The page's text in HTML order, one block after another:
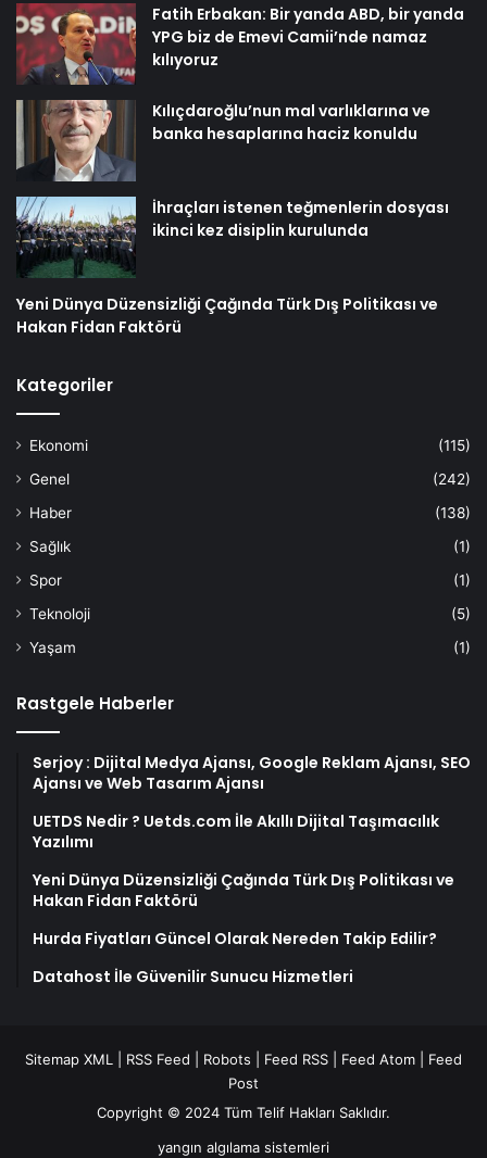
Fatih Erbakan: Bir yanda ABD, bir yanda
YPG biz de Emevi Camii’nde namaz
kılıyoruz
Kılıçdaroğlu’nun mal varlıklarına ve
banka hesaplarına haciz konuldu
İhraçları istenen teğmenlerin dosyası
ikinci kez disiplin kurulunda
Yeni Dünya Düzensizliği Çağında Türk Dış Politikası ve
Hakan Fidan Faktörü
Kategoriler
Ekonomi
(115)
Genel
(242)
Haber
(138)
Sağlık
(1)
Spor
(1)
Teknoloji
(5)
Yaşam
(1)
Rastgele Haberler
Serjoy : Dijital Medya Ajansı, Google Reklam Ajansı, SEO
Ajansı ve Web Tasarım Ajansı
UETDS Nedir ? Uetds.com İle Akıllı Dijital Taşımacılık
Yazılımı
Yeni Dünya Düzensizliği Çağında Türk Dış Politikası ve
Hakan Fidan Faktörü
Hurda Fiyatları Güncel Olarak Nereden Takip Edilir?
Datahost İle Güvenilir Sunucu Hizmetleri
Sitemap XML RSS Feed Robots Feed RSS Feed Atom
Feed
Post
Copyright © 2024 Tüm Telif Hakları Saklıdır.
yangın algılama sistemleri